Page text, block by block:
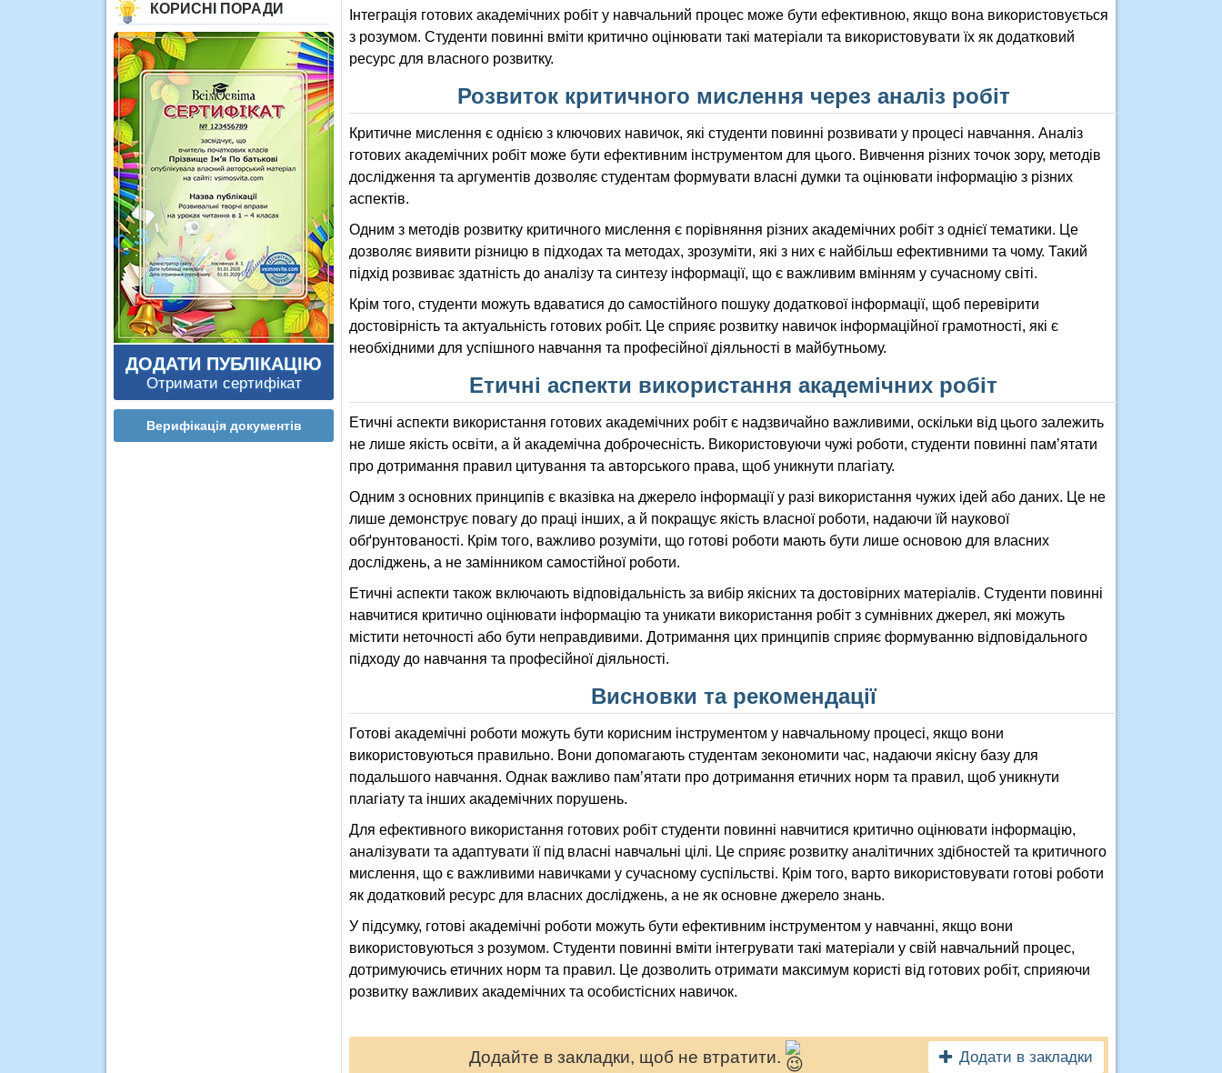
КОРИСНІ ПОРАДИ
ДОДАТИ ПУБЛІКАЦІЮ
Отримати сертифікат
Верифікація документів
Інтеграція готових академічних робіт у навчальний процес може бути ефективною, якщо вона використовується
з розумом. Студенти повинні вміти критично оцінювати такі матеріали та використовувати їх як додатковий
ресурс для власного розвитку.
Розвиток критичного мислення через аналіз робіт
Критичне мислення є однією з ключових навичок, які студенти повинні розвивати у процесі навчання. Аналіз
готових академічних робіт може бути ефективним інструментом для цього. Вивчення різних точок зору, методів
дослідження та аргументів дозволяє студентам формувати власні думки та оцінювати інформацію з різних
аспектів.
Одним з методів розвитку критичного мислення є порівняння різних академічних робіт з однієї тематики. Це
дозволяє виявити різницю в підходах та методах, зрозуміти, які з них є найбільш ефективними та чому. Такий
підхід розвиває здатність до аналізу та синтезу інформації, що є важливим вмінням у сучасному світі.
Крім того, студенти можуть вдаватися до самостійного пошуку додаткової інформації, щоб перевірити
достовірність та актуальність готових робіт. Це сприяє розвитку навичок інформаційної грамотності, які є
необхідними для успішного навчання та професійної діяльності в майбутньому.
Етичні аспекти використання академічних робіт
Етичні аспекти використання готових академічних робіт є надзвичайно важливими, оскільки від цього залежить
не лише якість освіти, а й академічна доброчесність. Використовуючи чужі роботи, студенти повинні пам’ятати
про дотримання правил цитування та авторського права, щоб уникнути плагіату.
Одним з основних принципів є вказівка на джерело інформації у разі використання чужих ідей або даних. Це не
лише демонструє повагу до праці інших, а й покращує якість власної роботи, надаючи їй наукової
обґрунтованості. Крім того, важливо розуміти, що готові роботи мають бути лише основою для власних
досліджень, а не замінником самостійної роботи.
Етичні аспекти також включають відповідальність за вибір якісних та достовірних матеріалів. Студенти повинні
навчитися критично оцінювати інформацію та уникати використання робіт з сумнівних джерел, які можуть
містити неточності або бути неправдивими. Дотримання цих принципів сприяє формуванню відповідального
підходу до навчання та професійної діяльності.
Висновки та рекомендації
Готові академічні роботи можуть бути корисним інструментом у навчальному процесі, якщо вони
використовуються правильно. Вони допомагають студентам зекономити час, надаючи якісну базу для
подальшого навчання. Однак важливо пам’ятати про дотримання етичних норм та правил, щоб уникнути
плагіату та інших академічних порушень.
Для ефективного використання готових робіт студенти повинні навчитися критично оцінювати інформацію,
аналізувати та адаптувати її під власні навчальні цілі. Це сприяє розвитку аналітичних здібностей та критичного
мислення, що є важливими навичками у сучасному суспільстві. Крім того, варто використовувати готові роботи
як додатковий ресурс для власних досліджень, а не як основне джерело знань.
У підсумку, готові академічні роботи можуть бути ефективним інструментом у навчанні, якщо вони
використовуються з розумом. Студенти повинні вміти інтегрувати такі матеріали у свій навчальний процес,
дотримуючись етичних норм та правил. Це дозволить отримати максимум користі від готових робіт, сприяючи
розвитку важливих академічних та особистісних навичок.
Додайте в закладки, щоб не втратити. Додати в закладки